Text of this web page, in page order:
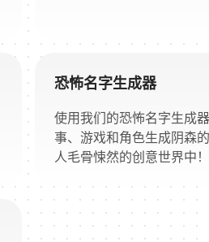
恐怖名字生成器
使用我们的恐怖名字生成
事、游戏和角色生成阴森
人毛骨悚然的创意世界中！